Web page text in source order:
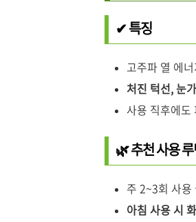
✔ 특징
고주파 열 에
처진 턱선, 눈
사용 직후에도
🌿 추천 사용
주 2~3회 사용
아침 사용 시